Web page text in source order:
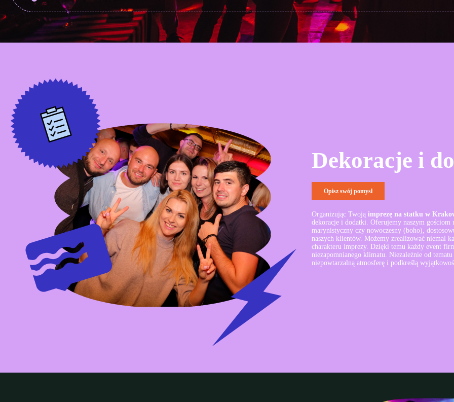
Dekoracje i
Opisz swój pomysł
Organizując Twoją imprezę na statku w
dekoracje i dodatki. Oferujemy naszym gościom
marynistyczny czy nowoczesny (boho),
naszych klientów. Możemy zrealizować niemal
charakteru imprezy. Dzięki temu każdy event
niezapomnianego klimatu. Niezależnie od
niepowtarzalną atmosferę i podkreślą